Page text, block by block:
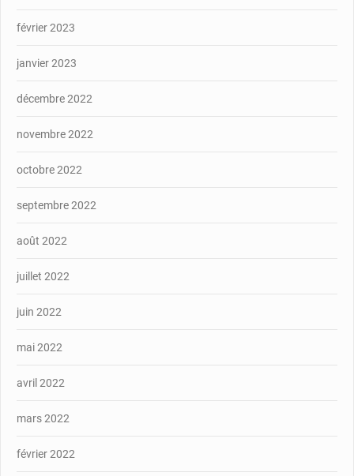
février 2023
janvier 2023
décembre 2022
novembre 2022
octobre 2022
septembre 2022
août 2022
juillet 2022
juin 2022
mai 2022
avril 2022
mars 2022
février 2022